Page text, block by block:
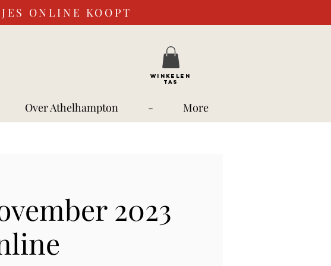
ONLINE KOOPT
WINKELEN
TAS
Over Athelhampton - More
2023